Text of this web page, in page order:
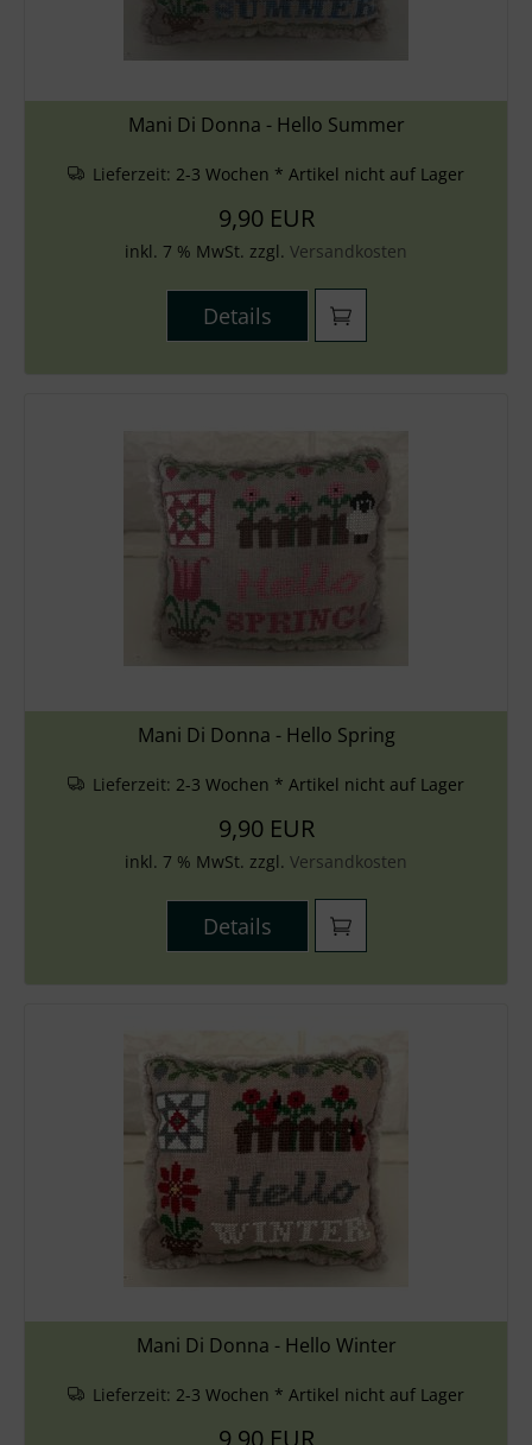
Mani Di Donna - Hello Summer
Lieferzeit: 2-3 Wochen * Artikel nicht auf Lager
9,90 EUR
inkl. 7 % MwSt. zzgl. Versandkosten
Details
Mani Di Donna - Hello Spring
Lieferzeit: 2-3 Wochen * Artikel nicht auf Lager
9,90 EUR
inkl. 7 % MwSt. zzgl. Versandkosten
Details
Mani Di Donna - Hello Winter
Lieferzeit: 2-3 Wochen * Artikel nicht auf Lager
9,90 EUR